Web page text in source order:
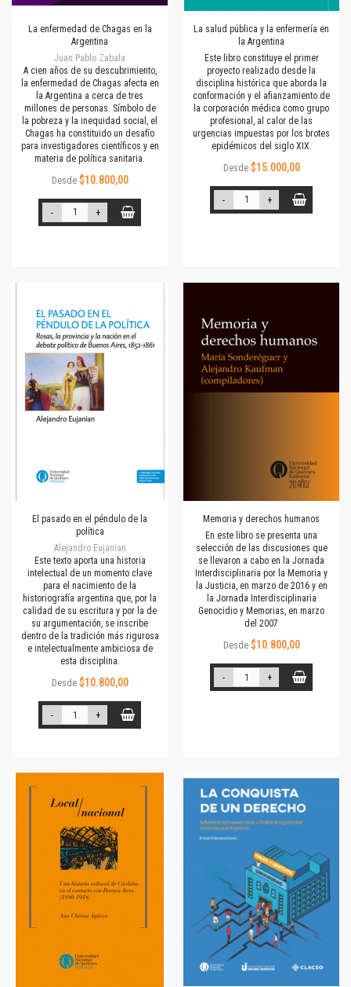
La enfermedad de Chagas en la
Argentina
Juan Pablo Zabala
A cien años de su descubrimiento,
la enfermedad de Chagas afecta en
la Argentina a cerca de tres
millones de personas. Símbolo de
la pobreza y la inequidad social, el
Chagas ha constituido un desafío
para investigadores científicos y en
materia de política sanitaria.
Desde $10.800,00
- +
La salud pública y la enfermería en
la Argentina
Este libro constituye el primer
proyecto realizado desde la
disciplina histórica que aborda la
conformación y el afianzamiento de
la corporación médica como grupo
profesional, al calor de las
urgencias impuestas por los brotes
epidémicos del siglo XIX.
Desde $15.000,00
- +
El pasado en el péndulo de la
política
Alejandro Eujanian
Este texto aporta una historia
intelectual de un momento clave
para el nacimiento de la
historiografía argentina que, por la
calidad de su escritura y por la de
su argumentación, se inscribe
dentro de la tradición más rigurosa
e intelectualmente ambiciosa de
esta disciplina.
Desde $10.800,00
- +
Memoria y derechos humanos
En este libro se presenta una
selección de las discusiones que
se llevaron a cabo en la Jornada
Interdisciplinaria por la Memoria y
la Justicia, en marzo de 2016 y en
la Jornada Interdisciplinaria
Genocidio y Memorias, en marzo
del 2007
Desde $10.800,00
- +